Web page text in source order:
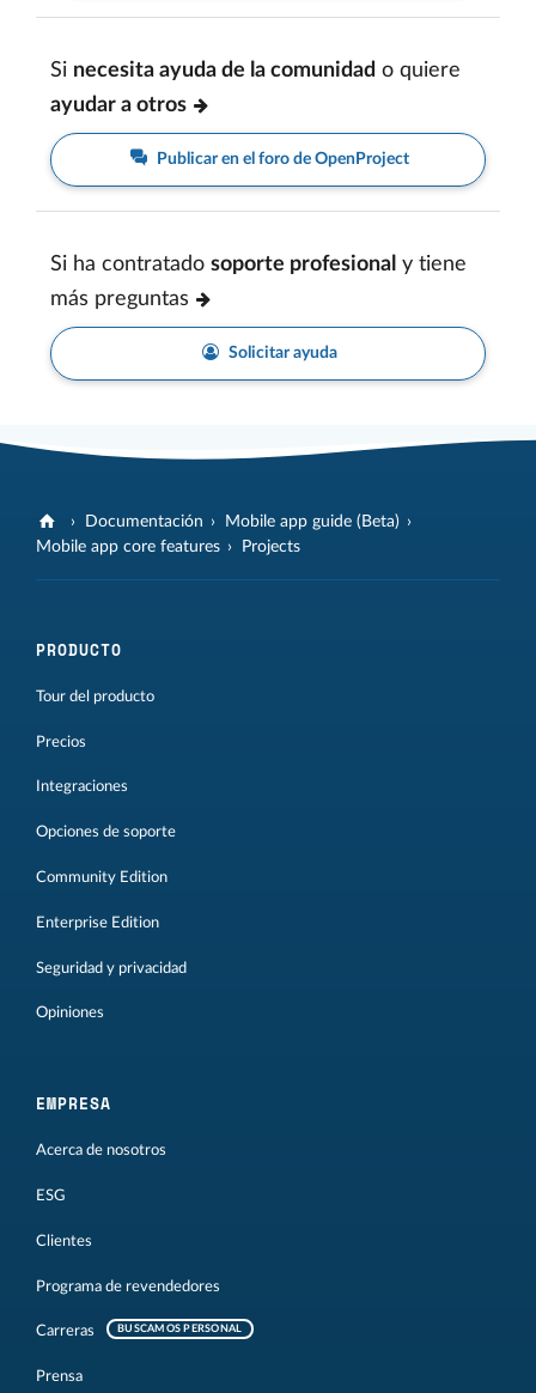
Si necesita ayuda de la comunidad o quiere
ayudar a otros
Publicar en el foro de OpenProject
Si ha contratado soporte profesional y tiene
más preguntas
Solicitar ayuda
Documentación
Mobile app guide (Beta)
Mobile app core features
Projects
PRODUCTO
Tour del producto
Precios
Integraciones
Opciones de soporte
Community Edition
Enterprise Edition
Seguridad y privacidad
Opiniones
EMPRESA
Acerca de nosotros
ESG
Clientes
Programa de revendedores
Carreras BUSCAMOS PERSONAL
Prensa